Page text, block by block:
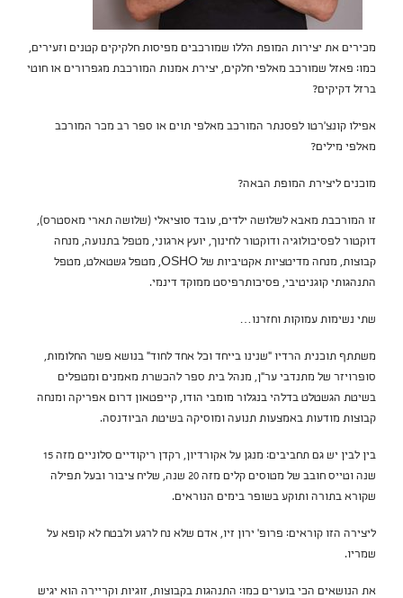
מכירים את יצירות המופת הללו שמורכבים מפיסות חלקיקים קטנים וזעירים,
כמו: פאזל שמורכב מאלפי חלקים, יצירת אמנות המורכבת מגפרורים או חוטי
ברזל דקיקים?
אפילו קונצ'רטו לפסנתר המורכב מאלפי תוים או ספר רב מכר המורכב
מאלפי מילים?
מוכנים ליצירת המופת הבאה?
זו המורכבת מאבא לשלושה ילדים, עובד סוציאלי (שלושה תארי מאסטרס),
דוקטור לפסיכולוגיה ודוקטור לחינוך, יועץ ארגוני, מטפל בתנועה, מנחה
קבוצות, מנחה מדיטציות אקטיביות של OSHO, מטפל גשטאלט, מטפל
התנהגותי קוגניטיבי, פסיכותרפיסט ממוקד דינמי.
שתי נשימות עמוקות וחזרנו…
משתתף תוכנית הרדיו "שנינו בייחד וכל אחד לחוד" בנושא פשר החלומות,
סופרויזר של מתנדבי ער"ן, מנהל בית ספר להכשרת מאמנים ומטפלים
בשיטת הגשטלט בדלהי בנגלור מומבי הודו, קייפטאון דרום אפריקה ומנחה
קבוצות מודעות באמצעות תנועה ומוסיקה בשיטת הביודנסה.
בין לבין יש גם תחביבים: מנגן על אקורדיון, רקדן ריקודיים סלוניים מזה 15
שנה וטייס חובב של מטוסים קלים מזה 20 שנה, שליח ציבור ובעל תפילה
שקורא בתורה ותוקע בשופר בימים הנוראים.
ליצירה הזו קוראים: פרופ' ירון זיו, אדם שלא נח לרגע ולבטח לא קופא על
שמריו.
את הנושאים הכי בוערים כמו: התנהגות בקבוצות, זוגיות וקריירה הוא יגיש